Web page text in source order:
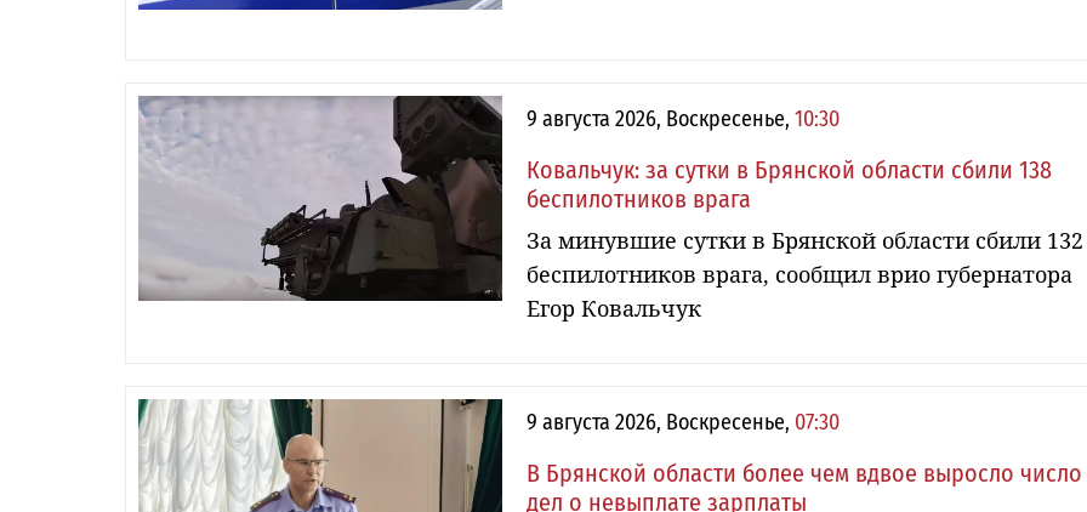
9 августа 2026, Воскресенье, 10:30
Ковальчук: за сутки в Брянской области сбили 138
беспилотников врага
За минувшие сутки в Брянской области сбили 132
беспилотников врага, сообщил врио губернатора
Егор Ковальчук
9 августа 2026, Воскресенье, 07:30
В Брянской области более чем вдвое выросло число
дел о невыплате зарплаты